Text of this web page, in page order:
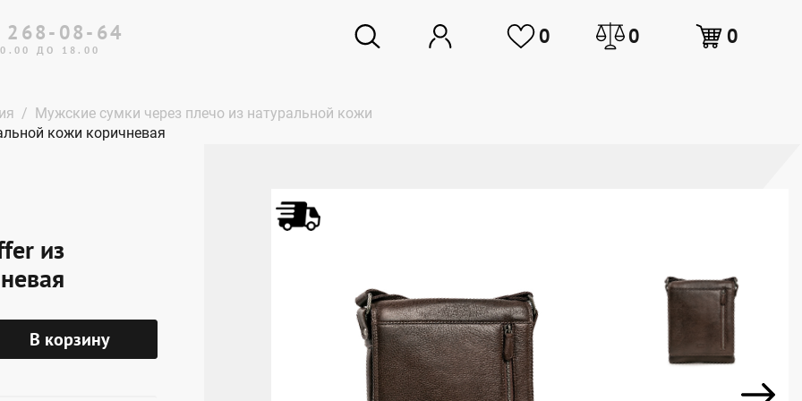
268-08-64
ДО 18.00
0 0 0
Мужские сумки через плечо из натуральной кожи
кожи коричневая
из
В корзину